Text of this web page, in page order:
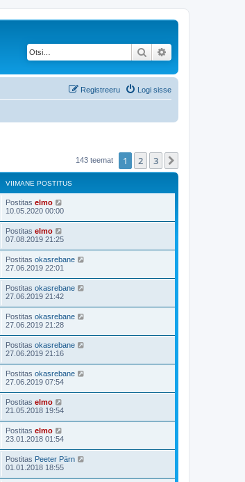
Otsi
Logi sisse
Registreeru
143 teemat 1 2 3
VIIMANE POSTITUS
Postitas elmo
10.05.2020 00:00
Postitas elmo
07.08.2019 21:25
Postitas okasrebane
27.06.2019 22:01
Postitas okasrebane
27.06.2019 21:42
Postitas okasrebane
27.06.2019 21:28
Postitas okasrebane
27.06.2019 21:16
Postitas okasrebane
27.06.2019 07:54
Postitas elmo
21.05.2018 19:54
Postitas elmo
23.01.2018 01:54
Postitas Peeter Pärn
01.01.2018 18:55